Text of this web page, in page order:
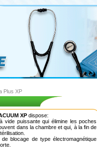
Plus XP
XP dispose:
vide puissante qui élimine les poches
dans la chambre et qui, à la fin de
blocage de type électromagnétique